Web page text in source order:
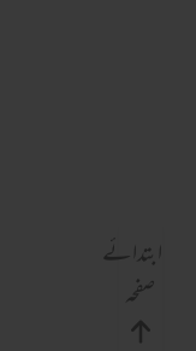
ابتدائے
صفحہ